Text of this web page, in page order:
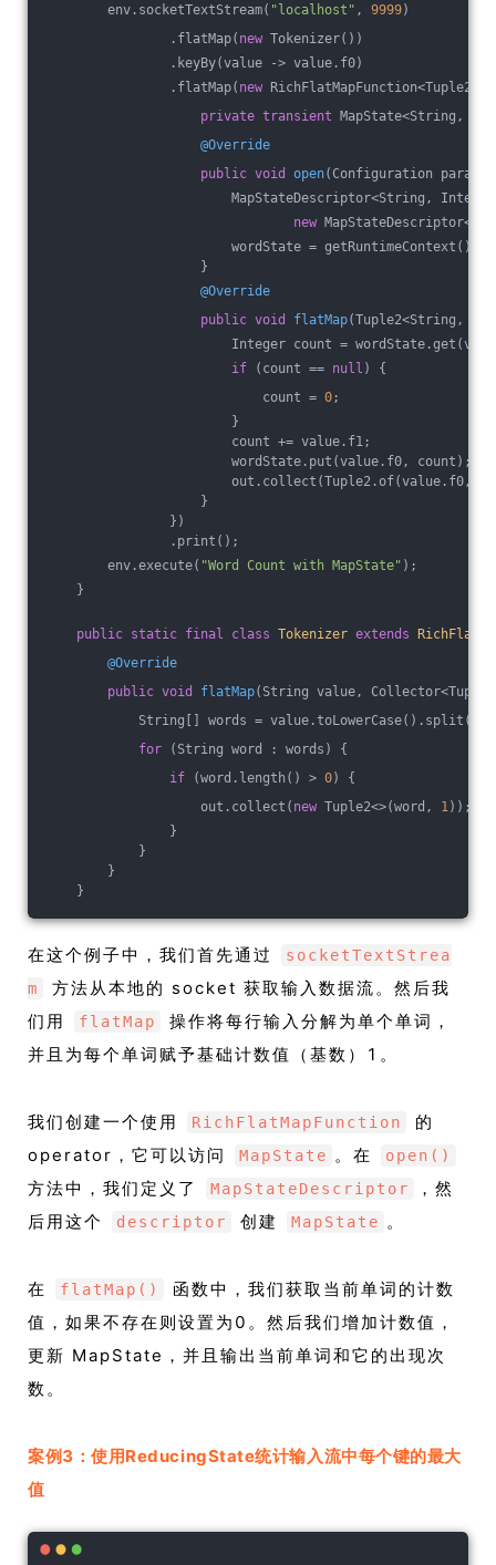
env.socketTextStream( "localhost" , 9999)
.flatMap( new Tokenizer())
.keyBy(value -> value.f0)
.flatMap( new
private transient MapState<String,
@Override
public void open(Configuration
MapStateDescriptor<String, Integer>
new MapStateDescriptor<>(
wordState =
}
@Override
public void flatMap(Tuple2<String,
Integer count =
if (count == null ) {
count = 0;
}
count += value.f1;
wordState.put(value.f0, count);
out.collect(Tuple2.of(value.f0,
}
})
.print();
env.execute( "Word Count with MapState" );
}
public static final class Tokenizer extends
@Override
public void flatMap(String value,
String[] words = value.toLowerCase().split(
for (String word : words) {
if (word.length() > 0) {
out.collect( new Tuple2<>(word, 1));
}
}
}
}
在这个例子中，我们首先通过
socketTextStrea
m
方法从本地的 socket 获取输入数据流。然后我
们用
flatMap
操作将每行输入分解为单个单词，
并且为每个单词赋予基础计数值（基数）1。
我们创建一个使用 RichFlatMapFunction
的
operator，它可以访问
MapState 。在 open()
方法中，我们定义了 MapStateDescriptor
，然
后用这个
descriptor 创建 MapState 。
在 flatMap()
函数中，我们获取当前单词的计数
值，如果不存在则设置为0。然后我们增加计数值，
更新 MapState，并且输出当前单词和它的出现次
数。
案例3：使用ReducingState统计输入流中每个键的最大
值